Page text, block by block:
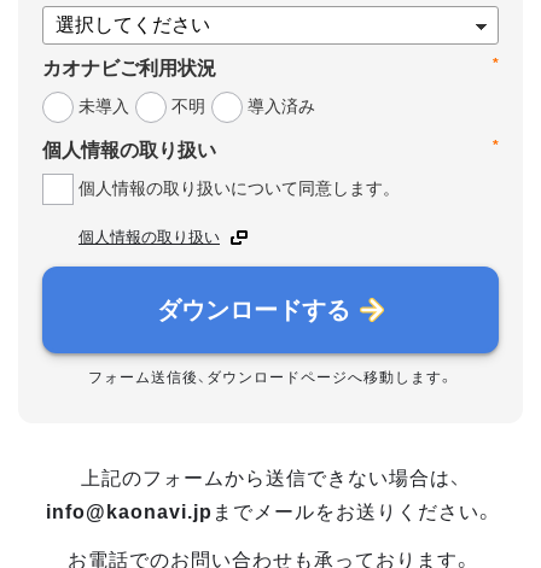
*
カオナビご利用状況
未導入
不明 導入済み
*
個人情報の取り扱い
個人情報の取り扱いについて同意します。
個人情報の取り扱い
ダウンロードする
フォーム送信後、ダウンロードページへ移動します。
上記のフォームから送信できない場合は、
info@kaonavi.jp までメールをお送りください。
お電話でのお問い合わせも承っております。